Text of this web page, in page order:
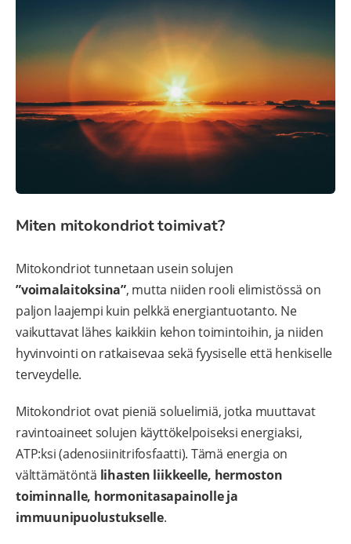
Miten mitokondriot toimivat?
Mitokondriot tunnetaan usein solujen
”voimalaitoksina”, mutta niiden rooli elimistössä on
paljon laajempi kuin pelkkä energiantuotanto. Ne
vaikuttavat lähes kaikkiin kehon toimintoihin, ja niiden
hyvinvointi on ratkaisevaa sekä fyysiselle että henkiselle
terveydelle.
Mitokondriot ovat pieniä soluelimiä, jotka muuttavat
ravintoaineet solujen käyttökelpoiseksi energiaksi,
ATP:ksi (adenosiinitrifosfaatti). Tämä energia on
välttämätöntä lihasten liikkeelle, hermoston
toiminnalle, hormonitasapainolle ja
immuunipuolustukselle.